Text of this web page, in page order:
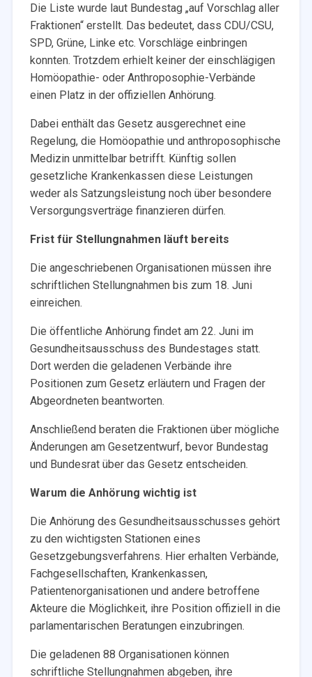
Die Liste wurde laut Bundestag „auf Vorschlag aller
Fraktionen“ erstellt. Das bedeutet, dass CDU/CSU,
SPD, Grüne, Linke etc. Vorschläge einbringen
konnten. Trotzdem erhielt keiner der einschlägigen
Homöopathie- oder Anthroposophie-Verbände
einen Platz in der offiziellen Anhörung.
Dabei enthält das Gesetz ausgerechnet eine
Regelung, die Homöopathie und anthroposophische
Medizin unmittelbar betrifft. Künftig sollen
gesetzliche Krankenkassen diese Leistungen
weder als Satzungsleistung noch über besondere
Versorgungsverträge finanzieren dürfen.
Frist für Stellungnahmen läuft bereits
Die angeschriebenen Organisationen müssen ihre
schriftlichen Stellungnahmen bis zum 18. Juni
einreichen.
Die öffentliche Anhörung findet am 22. Juni im
Gesundheitsausschuss des Bundestages statt.
Dort werden die geladenen Verbände ihre
Positionen zum Gesetz erläutern und Fragen der
Abgeordneten beantworten.
Anschließend beraten die Fraktionen über mögliche
Änderungen am Gesetzentwurf, bevor Bundestag
und Bundesrat über das Gesetz entscheiden.
Warum die Anhörung wichtig ist
Die Anhörung des Gesundheitsausschusses gehört
zu den wichtigsten Stationen eines
Gesetzgebungsverfahrens. Hier erhalten Verbände,
Fachgesellschaften, Krankenkassen,
Patientenorganisationen und andere betroffene
Akteure die Möglichkeit, ihre Position offiziell in die
parlamentarischen Beratungen einzubringen.
Die geladenen 88 Organisationen können
schriftliche Stellungnahmen abgeben, ihre